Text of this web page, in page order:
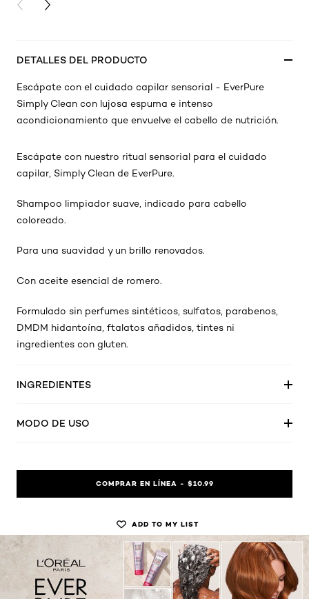
PREVIOUS CARD
NEXT CARD
DETALLES DEL PRODUCTO
Escápate con el cuidado capilar sensorial - EverPure
Simply Clean con lujosa espuma e intenso
acondicionamiento que envuelve el cabello de nutrición.
Escápate con nuestro ritual sensorial para el cuidado
capilar, Simply Clean de EverPure.
Shampoo limpiador suave, indicado para cabello
coloreado.
Para una suavidad y un brillo renovados.
Con aceite esencial de romero.
Formulado sin perfumes sintéticos, sulfatos, parabenos,
DMDM hidantoína, ftalatos añadidos, tintes ni
ingredientes con gluten.
INGREDIENTES
MODO DE USO
COMPRAR EN LÍNEA - $10.99
ADD TO MY LIST